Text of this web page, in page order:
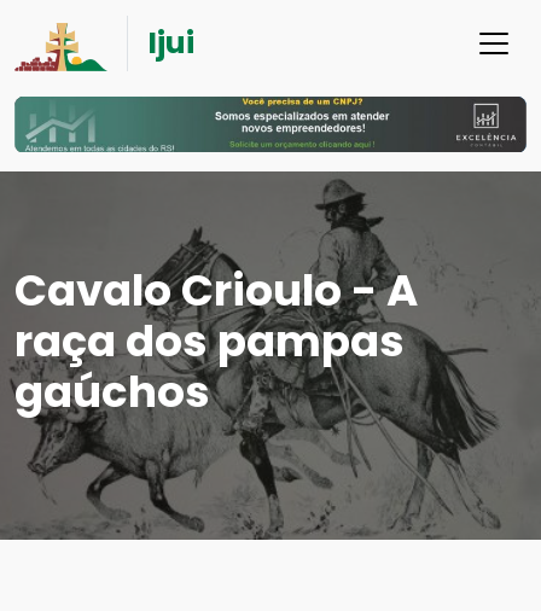
Ijui
Cavalo Crioulo - A
raça dos pampas
gaúchos